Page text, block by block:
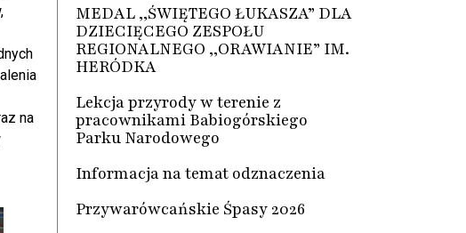
na
MEDAL ,,ŚWIĘTEGO ŁUKASZA” DLA
DZIECIĘCEGO ZESPOŁU
REGIONALNEGO ,,ORAWIANIE” IM.
HERÓDKA
Lekcja przyrody w terenie z
pracownikami Babiogórskiego
Parku Narodowego
Informacja na temat odznaczenia
Przywarówcańskie Śpasy 2026